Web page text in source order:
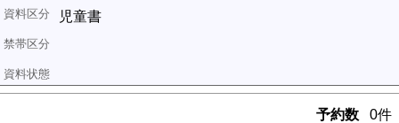
児童書
予約数 0件